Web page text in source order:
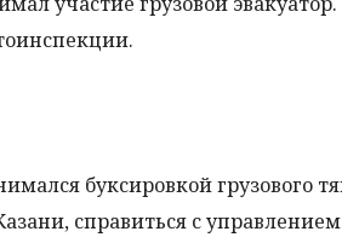
буксировкой грузового
справиться с